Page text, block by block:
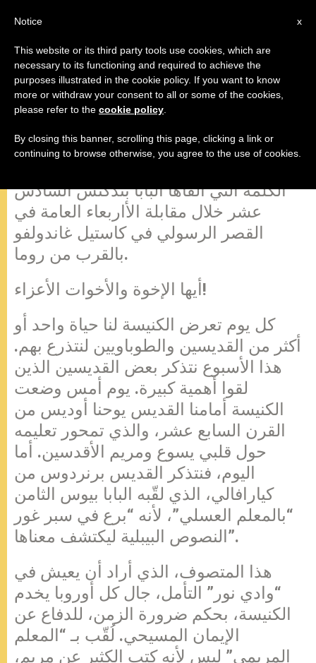
تعليم البابا خلال مقابلة الأربعاء العامة
كاستيل غاندولفو، الأربعاء 20 أغسطس
الكلمة التي ألقاها البابا بندكتس السادس
عشر خلال مقابلة الأاربعاء العامة في
القصر الرسولي في كاستيل غاندولفو
بالقرب من روما.
أيها الإخوة والأخوات الأعزاء!
كل يوم تعرض الكنيسة لنا حياة واحد أو
أكثر من القديسين والطوباويين لنتذرع بهم.
هذا الأسبوع نتذكر بعض القديسين الذين
لقوا أهمية كبيرة. يوم أمس وضعت
الكنيسة أمامنا القديس يوحنا أوديس من
القرن السابع عشر، والذي تمحور تعليمه
حول قلبي يسوع ومريم الأقدسين. أما
اليوم، فنتذكر القديس برنردوس من
كيارافالي، الذي لقّبه البابا بيوس الثامن
“بالمعلم العسلي”، لأنه “برع في سبر غور
النصوص البيبلية ليكتشف معناها”.
هذا المتصوف، الذي أراد أن يعيش في
“وادي نور” التأمل، جال كل أوروبا يخدم
الكنيسة، بحكم ضرورة الزمن، للدفاع عن
الإيمان المسيحي. لُقّب بـ “المعلم
المريمي” ليس لأنه كتب الكثير عن مريم،
x
Notice
This website or its third party tools use cookies, which are
necessary to its functioning and required to achieve the
purposes illustrated in the cookie policy. If you want to know
more or withdraw your consent to all or some of the cookies,
please refer to the cookie policy
By closing this banner, scrolling this page, clicking a link or
continuing to browse otherwise, you agree to the use of cookies.